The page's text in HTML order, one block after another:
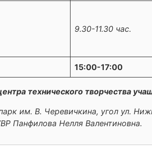
9.30-11.30 час.
15:00-17:00
технического творчества
им. В. Черевичкина, угол ул.
Панфилова Нелля Валентиновна.